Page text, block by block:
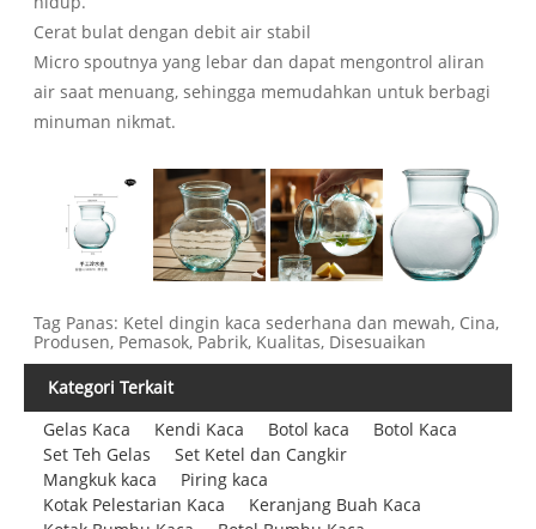
Cerat bulat dengan debit air stabil
Micro spoutnya yang lebar dan dapat mengontrol aliran
air saat menuang, sehingga memudahkan untuk berbagi
minuman nikmat.
Tag Panas: Ketel dingin kaca sederhana dan mewah, Cina,
Produsen, Pemasok, Pabrik, Kualitas, Disesuaikan
Kategori Terkait
Gelas Kaca
Kendi Kaca Botol kaca
Botol Kaca
Set Teh Gelas
Set Ketel dan Cangkir
Mangkuk kaca
Piring kaca
Kotak Pelestarian Kaca
Keranjang Buah Kaca